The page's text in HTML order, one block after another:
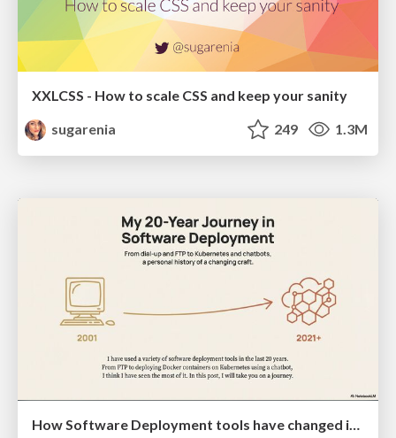
XXLCSS - How to scale CSS and keep your sanity
sugarenia
249 1.3M
How Software Deployment tools have changed in the past 20 years